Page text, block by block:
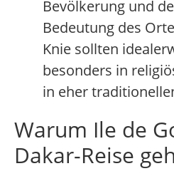
Bevölkerung und
Bedeutung des
Knie sollten
besonders in
in eher
Warum Ile de
Dakar-Reise